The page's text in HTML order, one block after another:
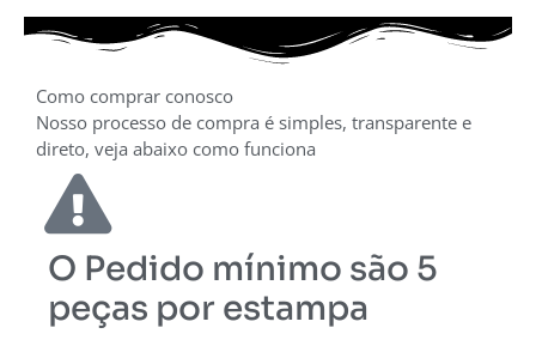
Como comprar conosco
Nosso processo de compra é simples, transparente e
direto, veja abaixo como funciona
O Pedido mínimo são 5
peças por estampa